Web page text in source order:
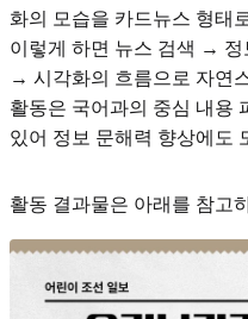
화의 모습을 카드뉴스 형태
이렇게 하면 뉴스 검색 →
→ 시각화의 흐름으로 자연
활동은 국어과의 중심 내용
있어 정보 문해력 향상에도
활동 결과물은 아래를 참고